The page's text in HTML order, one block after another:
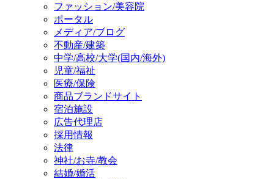
ファッション/美容院
ポータル
メディア/ブログ
不動産/建築
中学/高校/大学(国内/海外)
児童/福祉
医療/保険
商品ブランドサイト
宿泊施設
広告代理店
採用情報
法律
神社/お寺/教会
結婚/婚活